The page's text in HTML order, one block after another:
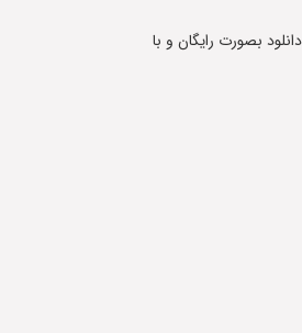
بصورت رایگان و با